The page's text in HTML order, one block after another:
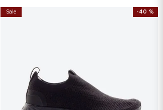
Sale -40 %